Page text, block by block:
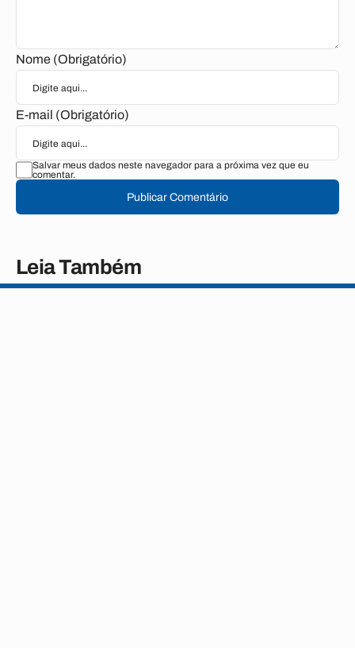
Nome (Obrigatório)
E-mail (Obrigatório)
Salvar meus dados neste navegador para a próxima vez que eu
comentar.
Publicar Comentário
Leia Também